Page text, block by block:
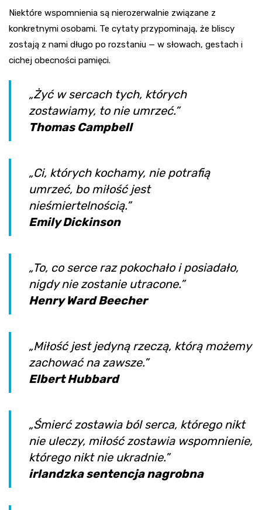
Niektóre wspomnienia są nierozerwalnie związane z
konkretnymi osobami. Te cytaty przypominają, że bliscy
zostają z nami długo po rozstaniu — w słowach, gestach i
cichej obecności pamięci.
„Żyć w sercach tych, których
zostawiamy, to nie umrzeć.”
Thomas Campbell
„Ci, których kochamy, nie potrafią
umrzeć, bo miłość jest
nieśmiertelnością.”
Emily Dickinson
„To, co serce raz pokochało i posiadało,
nigdy nie zostanie utracone.”
Henry Ward Beecher
„Miłość jest jedyną rzeczą, którą możemy
zachować na zawsze.”
Elbert Hubbard
„Śmierć zostawia ból serca, którego nikt
nie uleczy, miłość zostawia wspomnienie,
którego nikt nie ukradnie.”
irlandzka sentencja nagrobna